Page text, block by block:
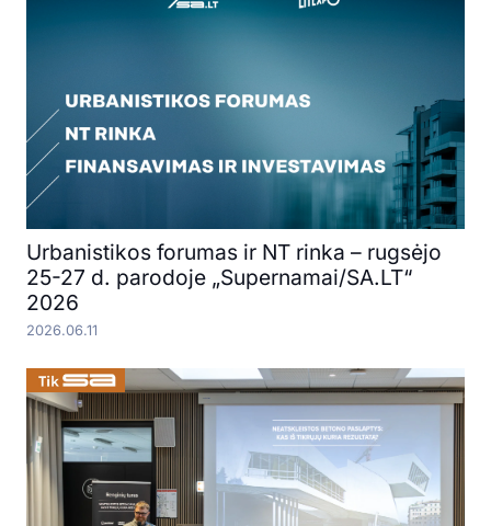
Urbanistikos forumas ir NT rinka – rugsėjo
25-27 d. parodoje „Supernamai/SA.LT“
2026
2026.06.11